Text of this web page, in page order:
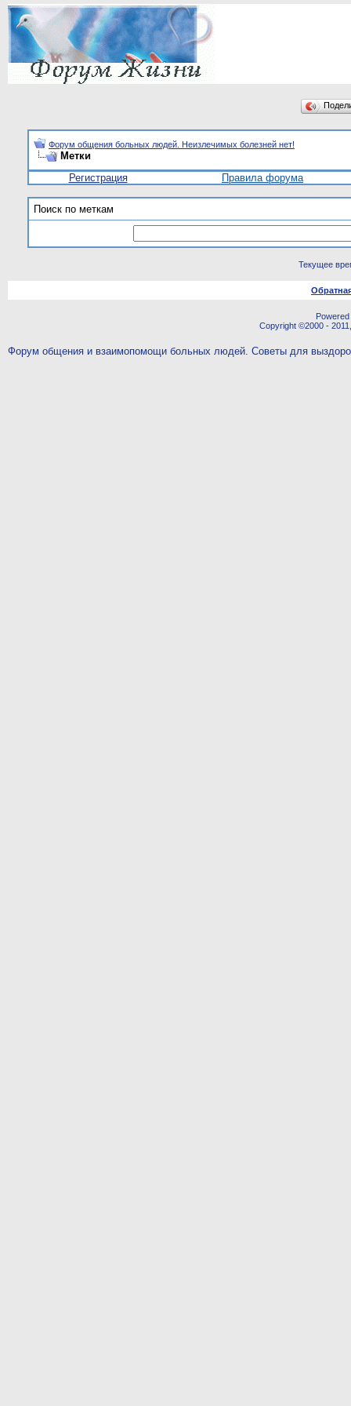
Форум общения больных людей. Неизлечимых болезней нет!
Метки
Регистрация
Правила форума
Поиск по меткам
Текущее
Copyright ©2000 -
Форум общения и взаимопомощи больных людей. Советы для